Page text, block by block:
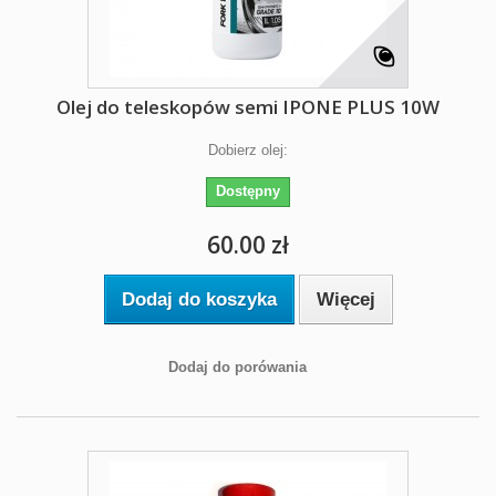
Olej do teleskopów semi IPONE PLUS 10W
Dobierz olej:
Dostępny
60.00 zł
Dodaj do koszyka Więcej
Dodaj do porówania